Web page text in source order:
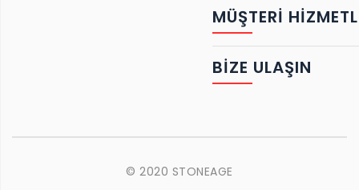
MÜŞTERİ
BIZE ULAŞIN
© 2020 STONEAGE